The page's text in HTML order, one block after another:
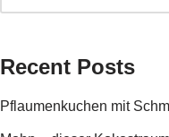
Recent Posts
Pflaumenkuchen mit